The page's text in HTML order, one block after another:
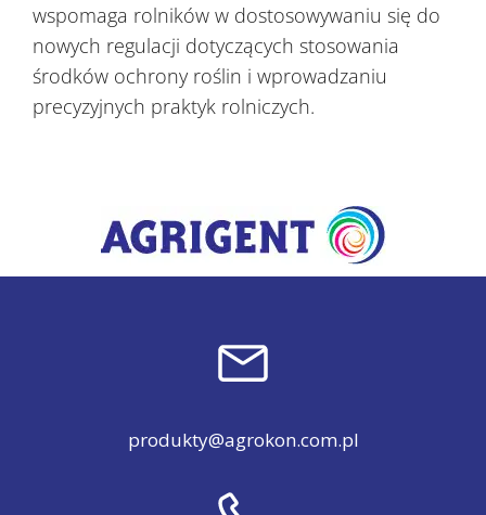
wspomaga rolników w dostosowywaniu się do
nowych regulacji dotyczących stosowania
środków ochrony roślin i wprowadzaniu
precyzyjnych praktyk rolniczych.
produkty@agrokon.com.pl